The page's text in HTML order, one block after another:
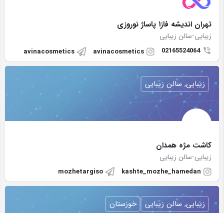
تهران اندیشه فاز۱ پاساژ نوروزی
زیبایی-سالن زیبایی
02165524064
avinacosmetics
avinacosmetics
کاشت مژه همدان
زیبایی-سالن زیبایی
kashte_mozhe_hamedan
mozhetargiso
زیبایی, سالن زیبایی
زیبایی, سالن زیبایی خوزستان